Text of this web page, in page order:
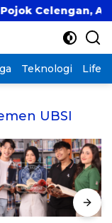
Celengan,
Teknologi
UBSI